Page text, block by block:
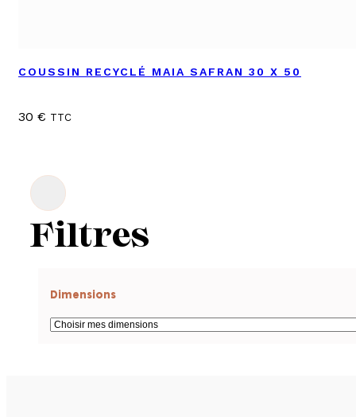
COUSSIN RECYCLÉ MAIA SAFRAN 30 X 50
30 € TTC
Filtres
Dimensions